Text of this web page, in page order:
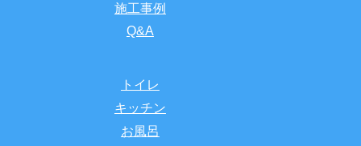
施工事例
Q&A
トイレ
キッチン
お風呂